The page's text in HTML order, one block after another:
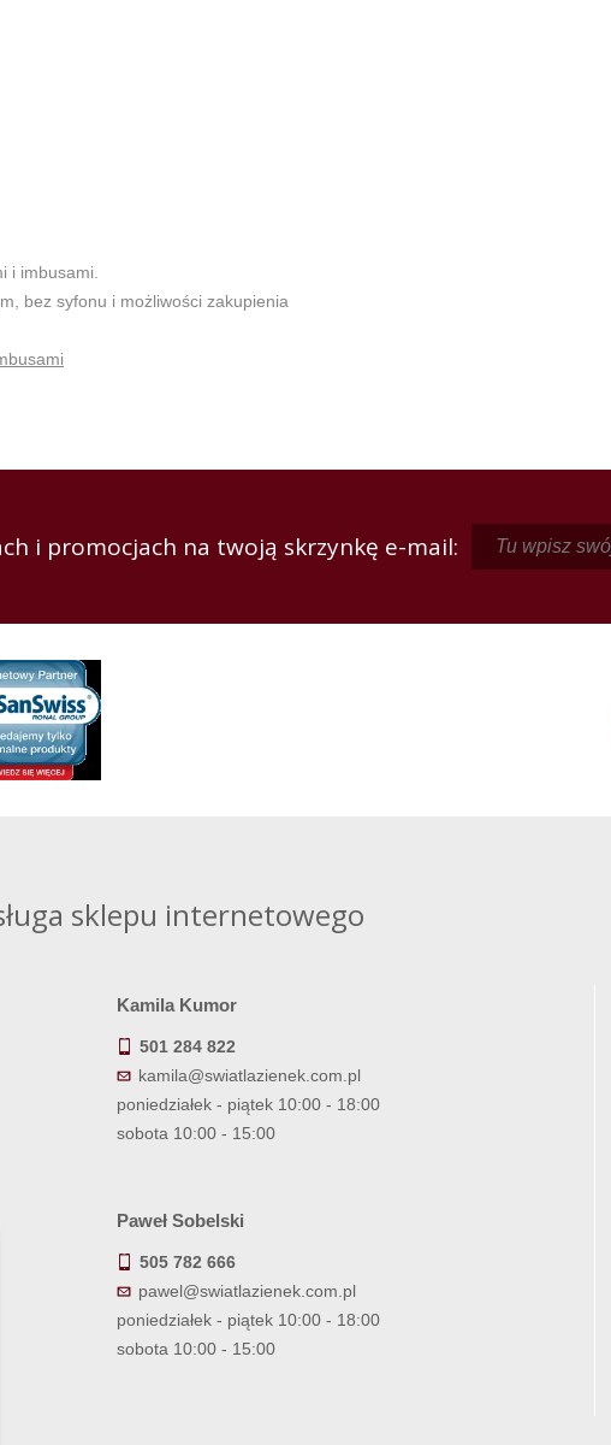
i imbusami.
bez syfonu i możliwości zakupienia
i promocjach na twoją skrzynkę e-mail:
sklepu internetowego
Kamila Kumor
501 284 822
kamila@swiatlazienek.com.pl
poniedziałek - piątek 10:00 - 18:00
sobota 10:00 - 15:00
Paweł Sobelski
505 782 666
pawel@swiatlazienek.com.pl
poniedziałek - piątek 10:00 - 18:00
sobota 10:00 - 15:00